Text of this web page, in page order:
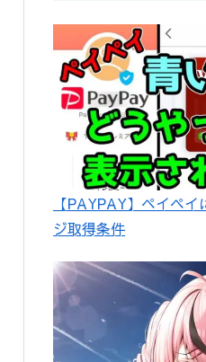
【PAYPAY】ペイペ
ジ取得条件